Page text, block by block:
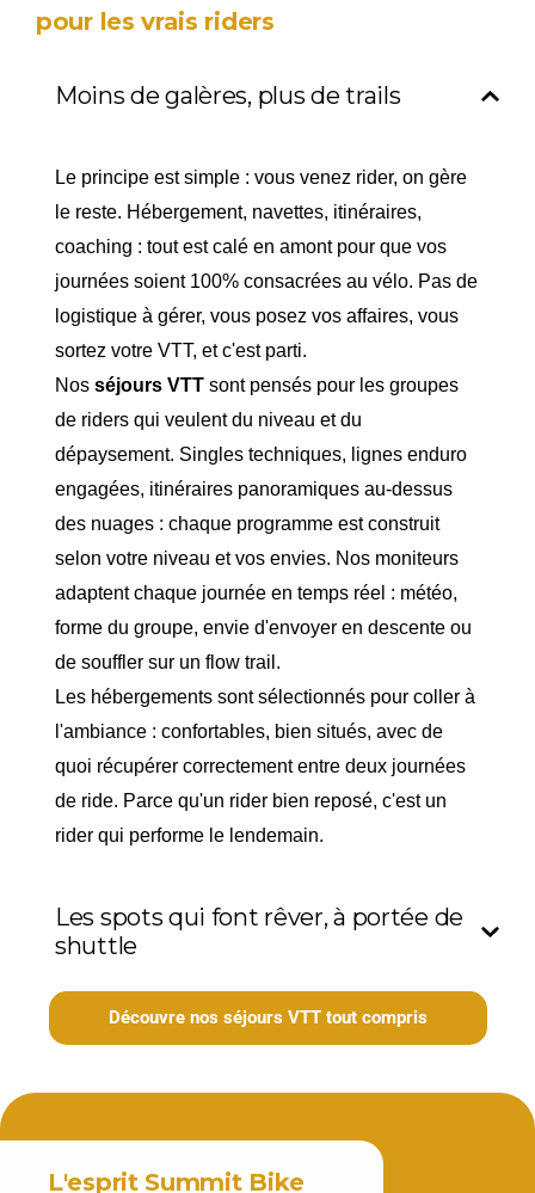
pour les vrais riders
Moins de galères, plus de trails
Le principe est simple : vous venez rider, on gère
le reste. Hébergement, navettes, itinéraires,
coaching : tout est calé en amont pour que vos
journées soient 100% consacrées au vélo. Pas de
logistique à gérer, vous posez vos affaires, vous
sortez votre VTT, et c'est parti.
Nos séjours VTT sont pensés pour les groupes
de riders qui veulent du niveau et du
dépaysement. Singles techniques, lignes enduro
engagées, itinéraires panoramiques au-dessus
des nuages : chaque programme est construit
selon votre niveau et vos envies. Nos moniteurs
adaptent chaque journée en temps réel : météo,
forme du groupe, envie d'envoyer en descente ou
de souffler sur un flow trail.
Les hébergements sont sélectionnés pour coller à
l'ambiance : confortables, bien situés, avec de
quoi récupérer correctement entre deux journées
de ride. Parce qu'un rider bien reposé, c'est un
rider qui performe le lendemain.
Les spots qui font rêver, à portée de
shuttle
Découvre nos séjours VTT tout compris
L'esprit Summit Bike